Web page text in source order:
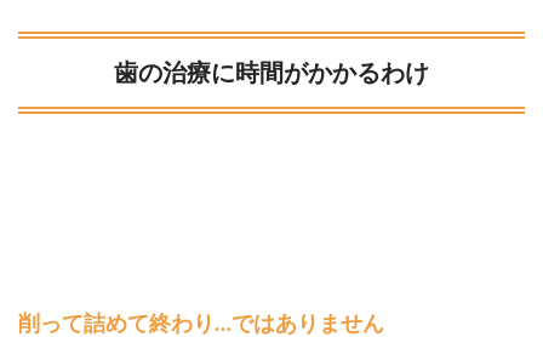
歯の治療に時間がかかるわけ
削って詰めて終わり…ではありません